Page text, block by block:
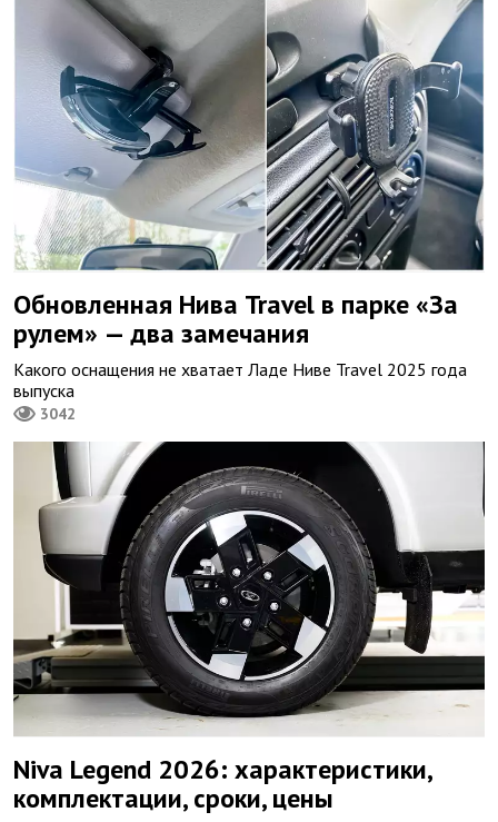
Обновленная Нива Travel в парке «За
рулем» — два замечания
Какого оснащения не хватает Ладе Ниве Travel 2025 года
выпуска
3042
Niva Legend 2026: характеристики,
комплектации, сроки, цены